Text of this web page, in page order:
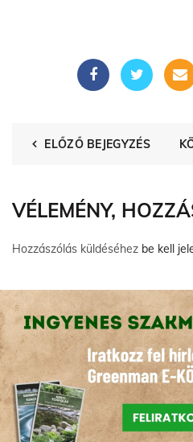
ELŐZŐ BEJEGYZÉS
VÉLEMÉNY,
Hozzászólás küldéséhez be kell